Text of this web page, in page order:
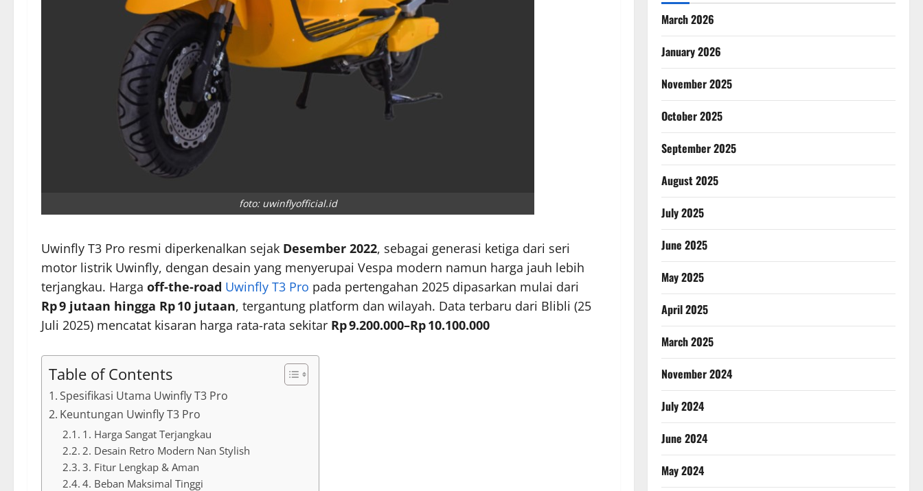
foto: uwinflyofficial.id
Uwinfly T3 Pro resmi diperkenalkan sejak Desember 2022, sebagai generasi ketiga dari seri
motor listrik Uwinfly, dengan desain yang menyerupai Vespa modern namun harga jauh lebih
terjangkau. Harga off-the-road Uwinfly T3 Pro pada pertengahan 2025 dipasarkan mulai dari
Rp 9 jutaan hingga Rp 10 jutaan, tergantung platform dan wilayah. Data terbaru dari Blibli (25
Juli 2025) mencatat kisaran harga rata-rata sekitar Rp 9.200.000–Rp 10.100.000
Table of Contents
Spesifikasi Utama Uwinfly T3 Pro
Keuntungan Uwinfly T3 Pro
1. Harga Sangat Terjangkau
2. Desain Retro Modern Nan Stylish
3. Fitur Lengkap & Aman
4. Beban Maksimal Tinggi
March 2026
January 2026
November 2025
October 2025
September 2025
August 2025
July 2025
June 2025
May 2025
April 2025
March 2025
November 2024
July 2024
June 2024
May 2024